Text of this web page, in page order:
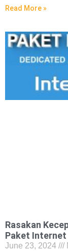
Read More »
Rasakan
Paket Internet
June 23, 2024